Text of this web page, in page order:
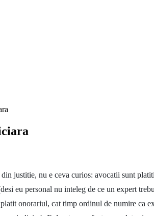
justitie, nu e ceva curios: avocatii sunt
eu personal nu inteleg de ce un expert
onorariul, cat timp ordinul de numire ca